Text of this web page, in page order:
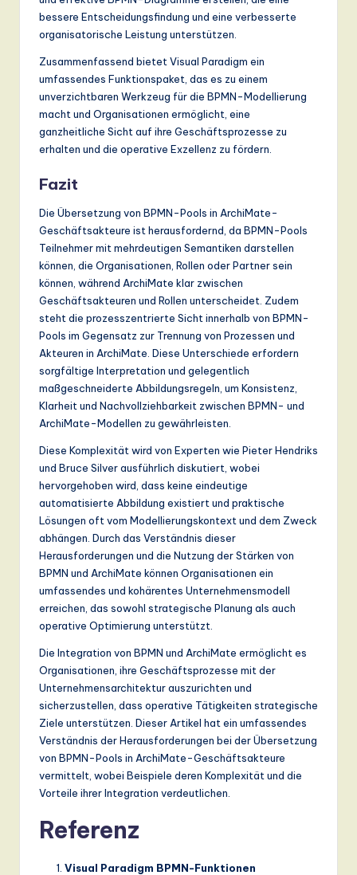
bessere Entscheidungsfindung und eine verbesserte
organisatorische Leistung unterstützen.
Zusammenfassend bietet Visual Paradigm ein
umfassendes Funktionspaket, das es zu einem
unverzichtbaren Werkzeug für die BPMN-Modellierung
macht und Organisationen ermöglicht, eine
ganzheitliche Sicht auf ihre Geschäftsprozesse zu
erhalten und die operative Exzellenz zu fördern.
Fazit
Die Übersetzung von BPMN-Pools in ArchiMate-
Geschäftsakteure ist herausfordernd, da BPMN-Pools
Teilnehmer mit mehrdeutigen Semantiken darstellen
können, die Organisationen, Rollen oder Partner sein
können, während ArchiMate klar zwischen
Geschäftsakteuren und Rollen unterscheidet. Zudem
steht die prozesszentrierte Sicht innerhalb von BPMN-
Pools im Gegensatz zur Trennung von Prozessen und
Akteuren in ArchiMate. Diese Unterschiede erfordern
sorgfältige Interpretation und gelegentlich
maßgeschneiderte Abbildungsregeln, um Konsistenz,
Klarheit und Nachvollziehbarkeit zwischen BPMN- und
ArchiMate-Modellen zu gewährleisten.
Diese Komplexität wird von Experten wie Pieter Hendriks
und Bruce Silver ausführlich diskutiert, wobei
hervorgehoben wird, dass keine eindeutige
automatisierte Abbildung existiert und praktische
Lösungen oft vom Modellierungskontext und dem Zweck
abhängen. Durch das Verständnis dieser
Herausforderungen und die Nutzung der Stärken von
BPMN und ArchiMate können Organisationen ein
umfassendes und kohärentes Unternehmensmodell
erreichen, das sowohl strategische Planung als auch
operative Optimierung unterstützt.
Die Integration von BPMN und ArchiMate ermöglicht es
Organisationen, ihre Geschäftsprozesse mit der
Unternehmensarchitektur auszurichten und
sicherzustellen, dass operative Tätigkeiten strategische
Ziele unterstützen. Dieser Artikel hat ein umfassendes
Verständnis der Herausforderungen bei der Übersetzung
von BPMN-Pools in ArchiMate-Geschäftsakteure
vermittelt, wobei Beispiele deren Komplexität und die
Vorteile ihrer Integration verdeutlichen.
Referenz
Visual Paradigm BPMN-Funktionen